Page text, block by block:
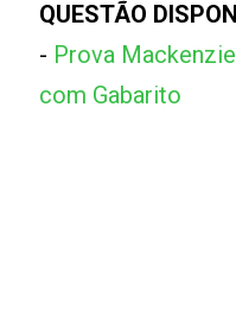
QUESTÃO
- Prova
com Gabarito